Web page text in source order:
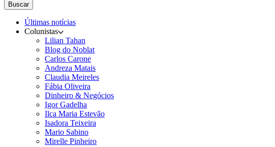
Buscar
Últimas notícias
Colunistas
Lilian Tahan
Blog do Noblat
Carlos Carone
Andreza Matais
Claudia Meireles
Fábia Oliveira
Dinheiro & Negócios
Igor Gadelha
Ilca Maria Estevão
Isadora Teixeira
Mario Sabino
Mirelle Pinheiro